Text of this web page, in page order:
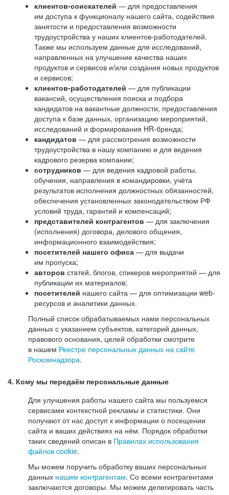
клиентов-соискателей — для предоставления
им доступа к функционалу нашего сайта, содействия
занятости и предоставления возможности
трудоустройства у наших клиентов-работодателей.
Также мы используем данные для исследований,
направленных на улучшение качества наших
продуктов и сервисов и/или создания новых продуктов
и сервисов;
клиентов-работодателей — для публикации
вакансий, осуществления поиска и подбора
кандидатов на вакантные должности, предоставления
доступа к базе данных, организацию мероприятий,
исследований и формирования HR-бренда;
кандидатов — для рассмотрения возможности
трудоустройства в нашу компанию и для ведения
кадрового резерва компании;
сотрудников — для ведения кадровой работы,
обучения, направления в командировки, учёта
результатов исполнения должностных обязанностей,
обеспечения установленных законодательством РФ
условий труда, гарантий и компенсаций;
представителей контрагентов — для заключения
(исполнения) договора, делового общения,
информационного взаимодействия;
посетителей нашего офиса — для выдачи
им пропуска;
авторов статей, блогов, спикеров мероприятий — для
публикации их материалов;
посетителей нашего сайта — для оптимизации web-
ресурсов и аналитики данных.
Полный список обрабатываемых нами персональных
данных с указанием субъектов, категорий данных,
правового основания, целей обработки смотрите
в нашем Реестре персональных данных на сайте
Роскомнадзора.
4. Кому мы передаём персональные данные
Для улучшения работы нашего сайта мы пользуемся
сервисами контекстной рекламы и статистики. Они
получают от нас доступ к информации о посещении
сайта и ваших действиях на нём. Порядок обработки
таких сведений описан в Правилах использования
файлов cookie.
Мы можем поручить обработку ваших персональных
данных нашим контрагентам. Со всеми контрагентами
заключаются договоры. Мы можем делегировать часть